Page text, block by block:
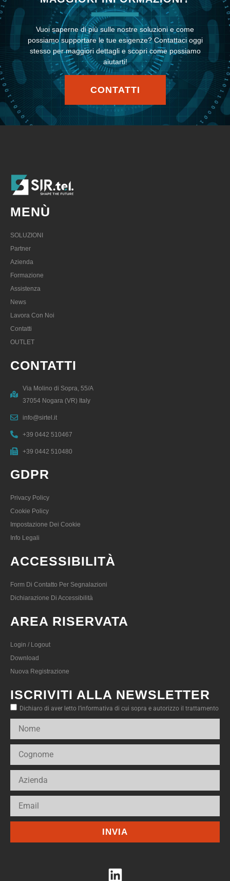
Vuoi saperne di più sulle nostre soluzioni e come
possiamo supportare le tue esigenze? Contattaci oggi
stesso per maggiori dettagli e scopri come possiamo
aiutarti!
CONTATTI
MENÙ
SOLUZIONI
Partner
Azienda
Formazione
Assistenza
News
Lavora Con Noi
Contatti
OUTLET
CONTATTI
Via Molino di Sopra, 55/A
37054 Nogara (VR) Italy
info@sirtel.it
+39 0442 510467
+39 0442 510480
GDPR
Privacy Policy
Cookie Policy
Impostazione Dei Cookie
Info Legali
ACCESSIBILITÀ
Form Di Contatto Per Segnalazioni
Dichiarazione Di Accessibilità
AREA RISERVATA
Login / Logout
Download
Nuova Registrazione
ISCRIVITI ALLA NEWSLETTER
Dichiaro di aver letto l’informativa di cui sopra e autorizzo il trattamento
INVIA